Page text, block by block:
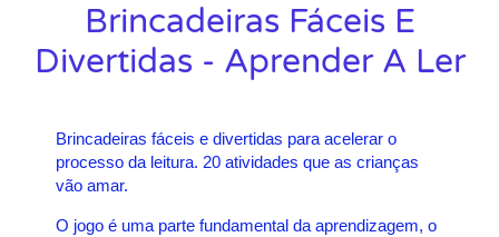
Brincadeiras Fáceis E
Divertidas - Aprender A Ler
Brincadeiras fáceis e divertidas para acelerar o
processo da leitura. 20 atividades que as crianças
vão amar.
O jogo é uma parte fundamental da aprendizagem, o